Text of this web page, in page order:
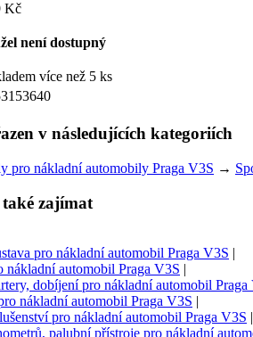
Kč
není dostupný
více než 5 ks
v následujících kategoriích
pro nákladní automobily Praga V3S →
zajímat
pro nákladní automobil Praga V3S |
nákladní automobil Praga V3S |
dobíjení pro nákladní automobil Praga
nákladní automobil Praga V3S |
pro nákladní automobil Praga V3S |
palubní přístroje pro nákladní